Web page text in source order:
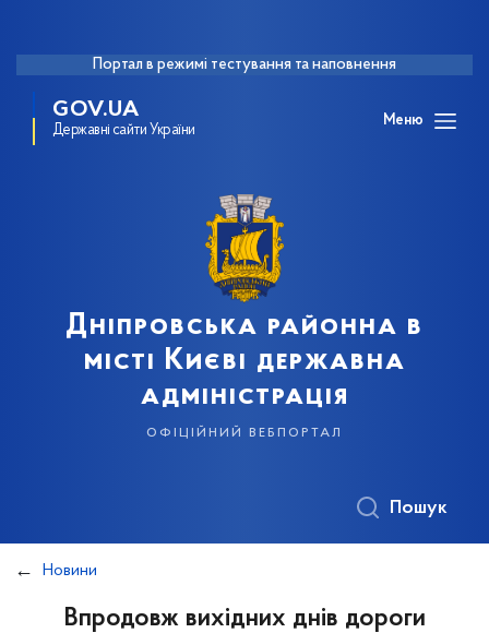
Портал в режимі тестування та наповнення
GOV.UA
Державні сайти України
Меню
Дніпровська районна в
місті Києві державна
адміністрація
офіційний вебпортал
Пошук
Новини
Впродовж вихідних днів дороги